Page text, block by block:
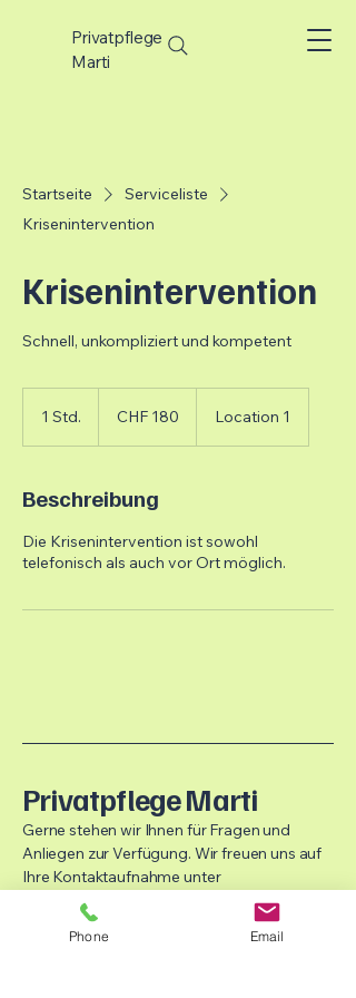
Privatpflege
Marti
Startseite
Serviceliste
Krisenintervention
Krisenintervention
Schnell, unkompliziert und kompetent
1 Std.
Franken
CHF 180 Location 1
Beschreibung
Die Krisenintervention ist sowohl
telefonisch als auch vor Ort möglich.
Privatpflege Marti
Gerne stehen wir Ihnen für Fragen und
Anliegen zur Verfügung. Wir freuen uns auf
Ihre Kontaktaufnahme unter
info@privatpflegemarti.com
oder per
WhatsApp unter
+41 78 269 18 20.
Phone Email